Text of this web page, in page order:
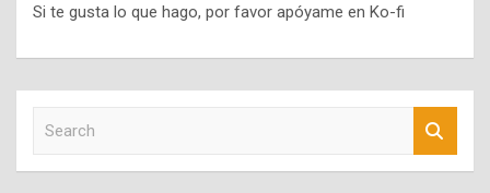
Si te gusta lo que hago, por favor apóyame en Ko-fi